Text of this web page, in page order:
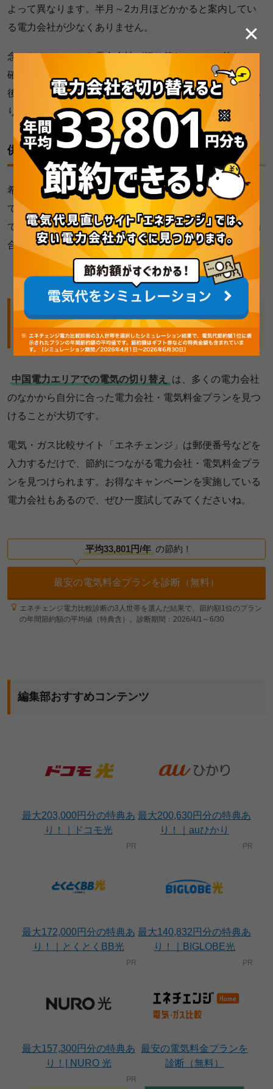
✕
よって異なります。半月～2カ月ほどかかると案内してい
る電力会社が少なくありません。
念のため、いつから電力会社が切り替わるのか、前もって
確認しておきましょう。電力会社によっては契約の成立
後、電力会社が切り替わる日付を通知してくれる場合もあ
ります。
供給エリアを確認する
希望する新電力の供給エリアが、中国電力エリアに対応し
ているかどうか、確認しておきましょう。電力会社によっ
ては中国電力エリアに対応していないこともあり、その場
合は申し込むことができません。
中国電力エリアで電気を切り替えるなら、電力
会社を比較しましょう
中国電力エリアでの電気の切り替え
は、多くの電力会社
のなかから自分に合った電力会社・電気料金プランを見つ
けることが大切です。
電気・ガス比較サイト「エネチェンジ」は郵便番号などを
入力するだけで、節約につながる電力会社・電気料金プラ
ンを見つけられます。お得なキャンペーンを実施している
電力会社もあるので、ぜひ一度試してみてくださいね。
平均33,801円/年 の節約！
最安の電気料金プランを診断（無料）
エネチェンジ電力比較診断の3人世帯を選んだ結果で、節約額1位のプラン
の年間節約額の平均値（特典含）。診断期間：2026/4/1～6/30
編集部おすすめコンテンツ
最大203,000円分の特典あ
り！｜ドコモ光
最大200,630円分の特典あ
り！｜auひかり
最大172,000円分の特典あ
り！｜とくとくBB光
最大140,832円分の特典あ
り！｜BIGLOBE光
最大157,300円分の特典あ
り！| NURO 光
最安の電気料金プランを
診断（無料）